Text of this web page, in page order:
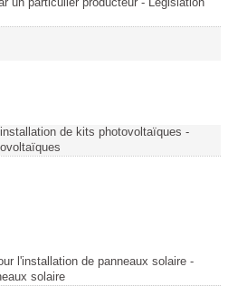
un particulier producteur - Législation
de kits photovoltaïques -
l'installation de panneaux solaire -
solaire